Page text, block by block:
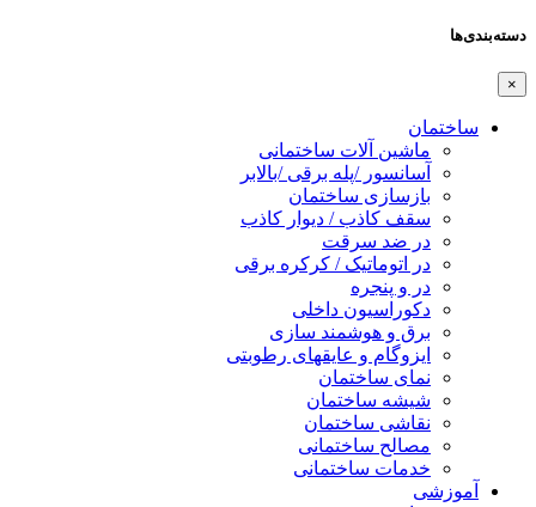
دسته‌بندی‌ها
×
ساختمان
ماشین آلات ساختمانی
آسانسور /پله برقی /بالابر
بازسازی ساختمان
سقف کاذب / دیوار کاذب
در ضد سرقت
در اتوماتیک / کرکره برقی
در و پنجره
دکوراسیون داخلی
برق و هوشمند سازی
ایزوگام و عایقهای رطوبتی
نمای ساختمان
شیشه ساختمان
نقاشی ساختمان
مصالح ساختمانی
خدمات ساختمانی
آموزشی